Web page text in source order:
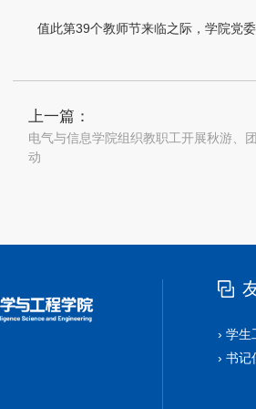
值此第39个教师节来临之际，学院党
上一篇：
电气与信息学院组织教职工开展秋游、
动
› 学生
› 书记